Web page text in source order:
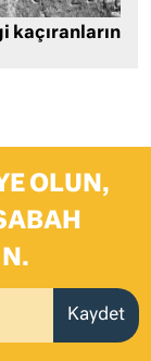
kaçıranların
OLUN,
Kaydet